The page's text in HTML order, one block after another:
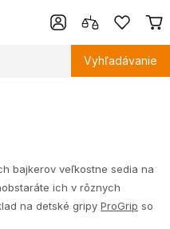
Vyhľadávanie
bajkerov veľkostne sedia na
ich v rôznych
na detské gripy ProGrip so